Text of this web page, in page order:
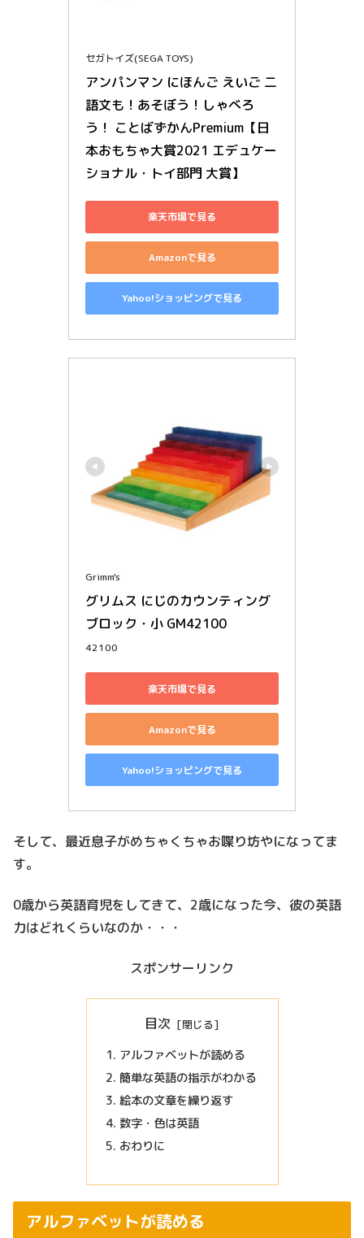
セガトイズ(SEGA TOYS)
アンパンマン にほんご えいご 二
語文も！あそぼう！しゃべろ
う！ ことばずかんPremium【日
本おもちゃ大賞2021 エデュケー
ショナル・トイ部門 大賞】
楽天市場で見る
Amazonで見る
Yahoo!ショッピングで見る
Grimm's
グリムス にじのカウンティング
ブロック・小 GM42100
42100
楽天市場で見る
Amazonで見る
Yahoo!ショッピングで見る
そして、最近息子がめちゃくちゃお喋り坊やになってま
す。
0歳から英語育児をしてきて、2歳になった今、彼の英語
力はどれくらいなのか・・・
スポンサーリンク
目次
アルファベットが読める
簡単な英語の指示がわかる
絵本の文章を繰り返す
数字・色は英語
おわりに
アルファベットが読める